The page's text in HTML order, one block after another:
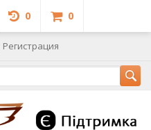
0 0
Регистрация